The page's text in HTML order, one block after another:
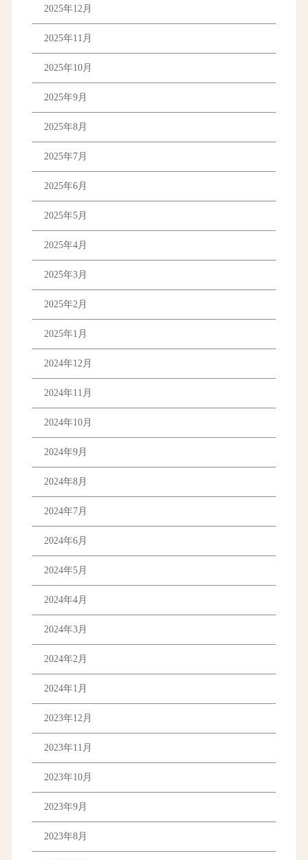
2025年12月
2025年11月
2025年10月
2025年9月
2025年8月
2025年7月
2025年6月
2025年5月
2025年4月
2025年3月
2025年2月
2025年1月
2024年12月
2024年11月
2024年10月
2024年9月
2024年8月
2024年7月
2024年6月
2024年5月
2024年4月
2024年3月
2024年2月
2024年1月
2023年12月
2023年11月
2023年10月
2023年9月
2023年8月